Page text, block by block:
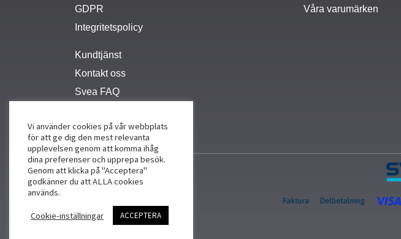
GDPR
Integritetspolicy
Kundtjänst
Kontakt oss
Svea FAQ
Våra varumärken
Vi använder cookies på vår webbplats
för att ge dig den mest relevanta
upplevelsen genom att komma ihåg
dina preferenser och upprepa besök.
Genom att klicka på "Acceptera"
godkänner du att ALLA cookies
används.
Cookie-inställningar ACCEPTERA